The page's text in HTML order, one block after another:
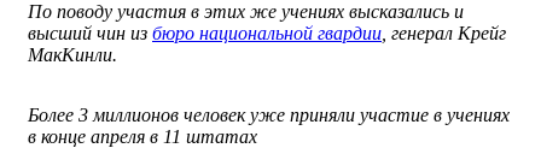
По поводу участия в этих же учениях высказались и
высший чин из бюро национальной гвардии , генерал Крейг
МакКинли.
Более 3 миллионов человек уже приняли участие в учениях
в конце апреля в 11 штатах